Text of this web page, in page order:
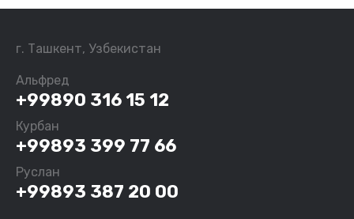
г. Ташкент, Узбекистан
Альфред
+99890 316 15 12
Курбан
+99893 399 77 66
Руслан
+99893 387 20 00